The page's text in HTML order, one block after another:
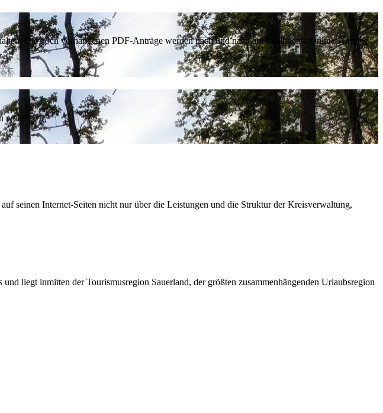
Die noch vorhandenen PDF-Anträge werden nach und nach auf intelligente Online-Anträge
weiter.
seinen Internet-Seiten nicht nur über die Leistungen und die Struktur der Kreisverwaltung,
liegt inmitten der Tourismusregion Sauerland, der größten zusammenhängenden Urlaubsregion